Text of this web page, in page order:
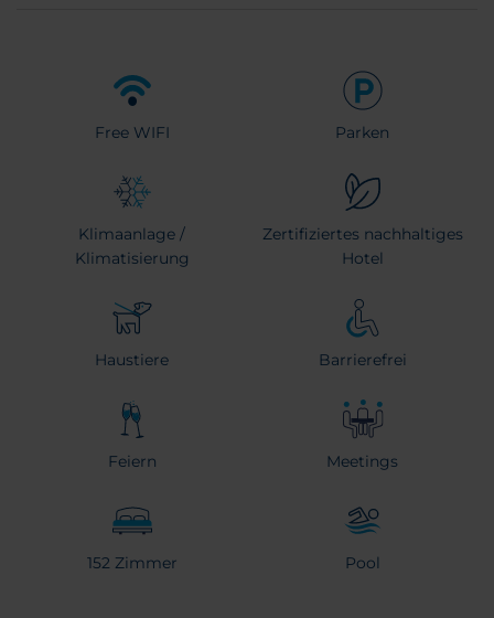
Free WIFI Parken
Klimaanlage /
Klimatisierung
Zertifiziertes nachhaltiges
Hotel
Haustiere Barrierefrei
Feiern Meetings
152 Zimmer Pool